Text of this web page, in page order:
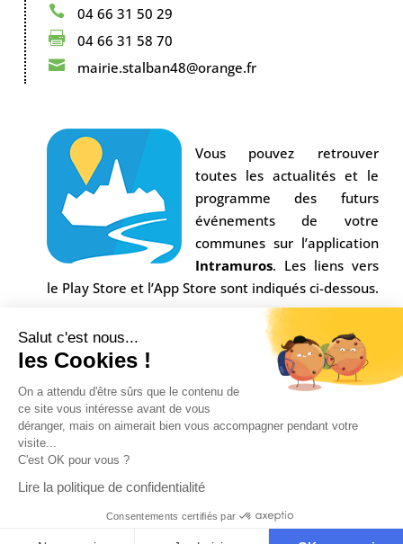
Salut c'est nous...
les Cookies !
On a attendu d'être sûrs que le contenu de
ce site vous intéresse avant de vous
déranger, mais on aimerait bien vous accompagner pendant votre
visite...
C'est OK pour vous ?
Lire la politique de confidentialité
Consentements certifiés par
 04 66 31 50 29
 04 66 31 58 70
 mairie.stalban48@orange.fr
Vous pouvez retrouver
toutes les actualités et le
programme des futurs
événements de votre
communes sur l’application
Intramuros. Les liens vers
le Play Store et l’App Store sont indiqués ci-dessous.
Conception AgenceMultiweb
Confidentialité